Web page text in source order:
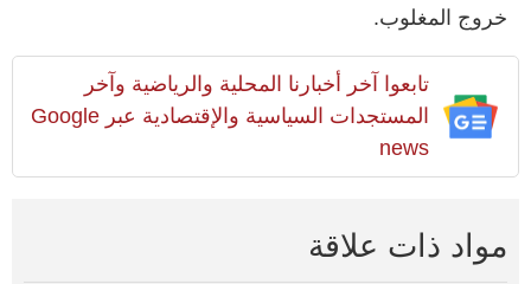
خروج المغلوب.
تابعوا آخر أخبارنا المحلية والرياضية وآخر
المستجدات السياسية والإقتصادية عبر Google
news
مواد ذات علاقة